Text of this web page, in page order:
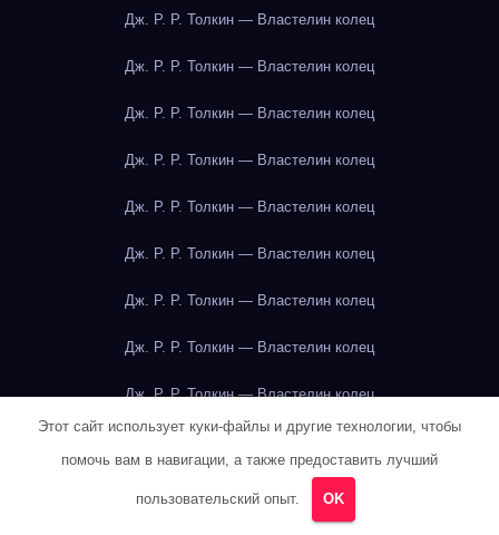
Дж. Р. Р. Толкин — Властелин колец
Дж. Р. Р. Толкин — Властелин колец
Дж. Р. Р. Толкин — Властелин колец
Дж. Р. Р. Толкин — Властелин колец
Дж. Р. Р. Толкин — Властелин колец
Дж. Р. Р. Толкин — Властелин колец
Дж. Р. Р. Толкин — Властелин колец
Дж. Р. Р. Толкин — Властелин колец
Дж. Р. Р. Толкин — Властелин колец
Дж. Р. Р. Толкин — Властелин колец
Этот сайт использует куки-файлы и другие технологии, чтобы
помочь вам в навигации, а также предоставить лучший
пользовательский опыт. OK